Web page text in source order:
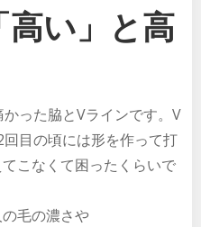
い」と高
った脇とVラインです。V
目の頃には形を作って打
こなくて困ったくらいで
毛の濃さや